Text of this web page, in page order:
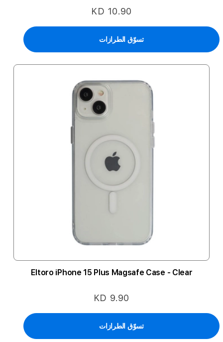
KD 10.90
تسوّق الطرازات
Eltoro iPhone 15 Plus Magsafe Case - Clear
KD 9.90
تسوّق الطرازات